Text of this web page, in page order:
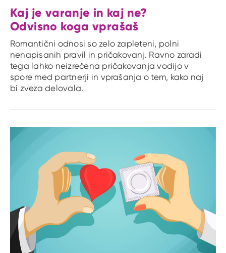
Kaj je varanje in kaj ne?
Odvisno koga vprašaš
Romantični odnosi so zelo zapleteni, polni
nenapisanih pravil in pričakovanj. Ravno zaradi
tega lahko neizrečena pričakovanja vodijo v
spore med partnerji in vprašanja o tem, kako naj
bi zveza delovala.